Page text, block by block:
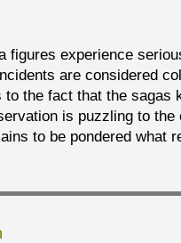
figures experience
are considered
the fact that the sagas
is puzzling to the
to be pondered what